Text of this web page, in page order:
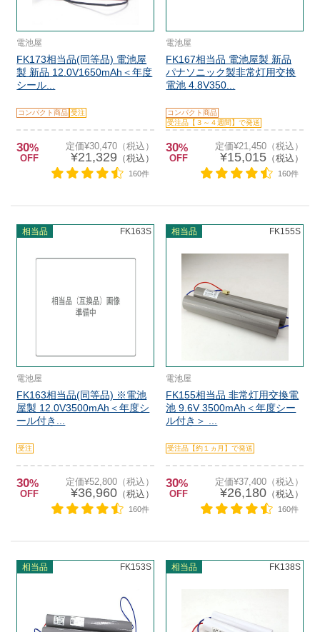
電池屋
FK173相当品(同等品) 電池屋
製 新品 12.0V1650mAh＜年度
シール...
コンパクト商品 受注
30%
OFF
定価¥30,470（税込）
¥21,329 （税込）
160件
電池屋
FK167相当品 電池屋製 新品
パナソニック製非常灯用交換
電池 4.8V350...
コンパクト商品
受注品【３～４週間】で発送
30%
OFF
定価¥21,450（税込）
¥15,015（税込）
160件
相当品 FK163S
電池屋
FK163相当品(同等品) ※電池
屋製 12.0V3500mAh＜年度シ
ール付き...
受注
30%
OFF
定価¥52,800（税込）
¥36,960（税込）
160件
相当品 FK155S
電池屋
FK155相当品 非常灯用交換電
池 9.6V 3500mAh＜年度シー
ル付き＞ ...
受注品【約１ヵ月】で発送
30%
OFF
定価¥37,400（税込）
¥26,180（税込）
160件
相当品 FK153S 相当品 FK138S